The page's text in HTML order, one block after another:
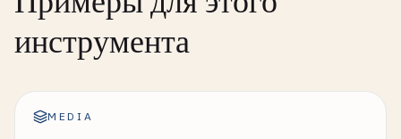
инструмента
MEDIA